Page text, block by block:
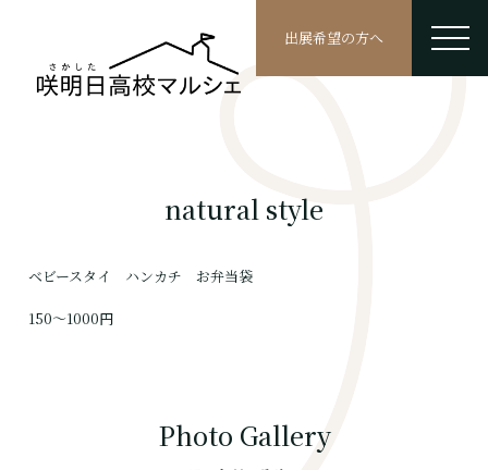
出展希望の方へ
natural style
ベビースタイ ハンカチ お弁当袋
150〜1000円
Photo Gallery